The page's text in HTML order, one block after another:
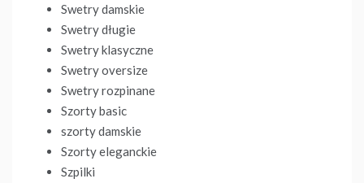
Swetry damskie
Swetry długie
Swetry klasyczne
Swetry oversize
Swetry rozpinane
Szorty basic
szorty damskie
Szorty eleganckie
Szpilki